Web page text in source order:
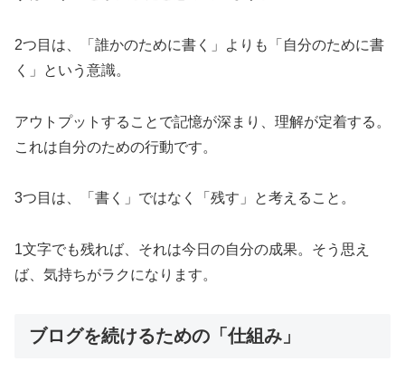
2つ目は、「誰かのために書く」よりも「自分のために書
く」という意識。
アウトプットすることで記憶が深まり、理解が定着する。
これは自分のための行動です。
3つ目は、「書く」ではなく「残す」と考えること。
1文字でも残れば、それは今日の自分の成果。そう思え
ば、気持ちがラクになります。
ブログを続けるための「仕組み」